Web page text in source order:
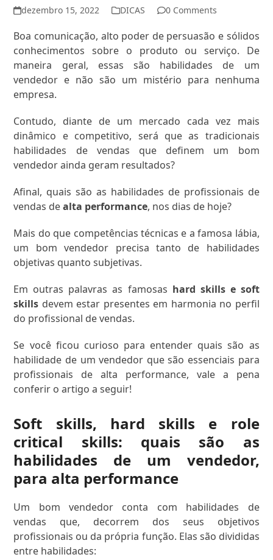
dezembro 15, 2022 DICAS 0 Comments
Boa comunicação, alto poder de persuasão e sólidos
conhecimentos sobre o produto ou serviço. De
maneira geral, essas são habilidades de um
vendedor e não são um mistério para nenhuma
empresa.
Contudo, diante de um mercado cada vez mais
dinâmico e competitivo, será que as tradicionais
habilidades de vendas que definem um bom
vendedor ainda geram resultados?
Afinal, quais são as habilidades de profissionais de
vendas dealta performance, nos dias de hoje?
Mais do que competências técnicas e a famosa lábia,
um bom vendedor precisa tanto de habilidades
objetivas quanto subjetivas.
Em outras palavras as famosas hard skills e soft
skills devem estar presentes em harmonia no perfil
do profissional de vendas.
Se você ficou curioso para entender quais são as
habilidade de um vendedor que são essenciais para
profissionais de alta performance, vale a pena
conferir o artigo a seguir!
Soft skills, hard skills e role
critical skills: quais são as
habilidades de um vendedor,
para alta performance
Um bom vendedor conta com habilidades de
vendas que, decorrem dos seus objetivos
profissionais ou da própria função. Elas são divididas
entre habilidades: